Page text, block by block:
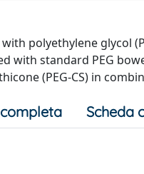
polyethylene glycol
with standard PEG
(PEG-CS) in
Scheda